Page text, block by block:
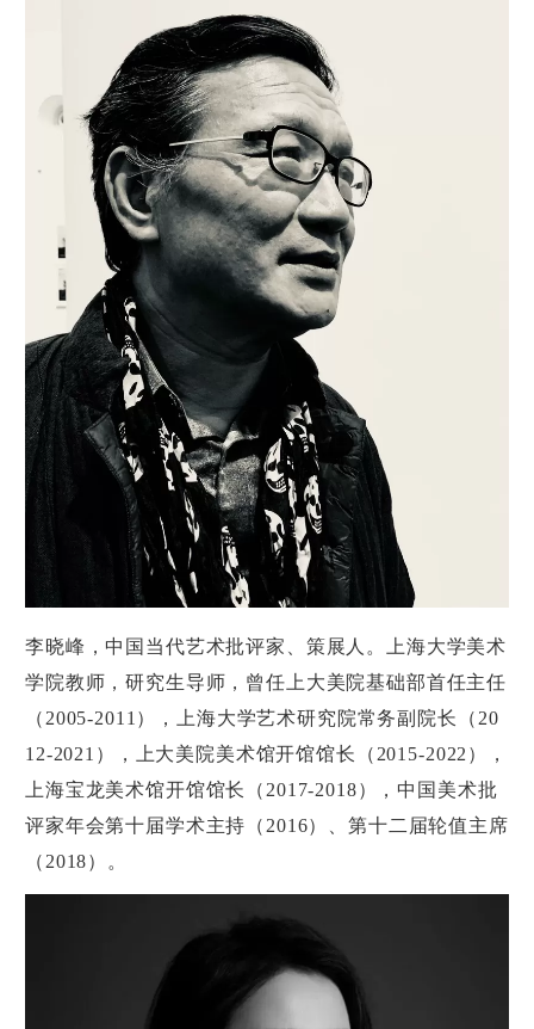
李晓峰，中国当代艺术批评家、策展人。上海大学美术
学院教师，研究生导师，曾任上大美院基础部首任主任
（2005-2011），上海大学艺术研究院常务副院长（20
12-2021），上大美院美术馆开馆馆长（2015-2022），
上海宝龙美术馆开馆馆长（2017-2018），中国美术批
评家年会第十届学术主持（2016）、第十二届轮值主席
（2018）。